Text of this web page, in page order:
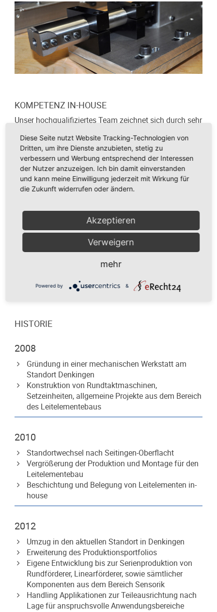
KOMPETENZ IN-HOUSE
Unser hochqualifiziertes Team zeichnet sich durch sehr
kundenspezifische Lösungen, welche in enger
Zusammenarbeit mit unseren Kunden geplant und
entwickelt werden, realisierbar.
Wir legen sehr viel Wert darauf, unsere Anlagen
möglichst komplett in unserem Haus zu fertigen. Dies
zu einer hohen Planungssicherheit.
Um unsere hohe Fachkompetenz auch für die Zukunft
zu sichern, bilden wir seit 2014 Azubis für den Bereich
Industriekaufmann/frau, technische Produktdesigner
(m/w) und Konstruktionsmechaniker (m/w) aus.
HISTORIE
2008
Gründung in einer mechanischen Werkstatt am
Standort Denkingen
Konstruktion von Rundtaktmaschinen,
Setzeinheiten, allgemeine Projekte aus dem Bereich
des Leitelementebaus
2010
Standortwechsel nach Seitingen-Oberflacht
Vergrößerung der Produktion und Montage für den
Leitelementebau
Beschichtung und Belegung von Leitelementen in-
house
2012
Umzug in den aktuellen Standort in Denkingen
Erweiterung des Produktionsportfolios
Eigene Entwicklung bis zur Serienproduktion von
Rundförderer, Linearförderer, sowie sämtlicher
Komponenten aus dem Bereich Sensorik
Handling Applikationen zur Teileausrichtung nach
Lage für anspruchsvolle Anwendungsbereiche
Diese Seite nutzt Website Tracking-Technologien von
Dritten, um ihre Dienste anzubieten, stetig zu
verbessern und Werbung entsprechend der Interessen
der Nutzer anzuzeigen. Ich bin damit einverstanden
und kann meine Einwilligung jederzeit mit Wirkung für
die Zukunft widerrufen oder ändern.
Akzeptieren
Verweigern
mehr
Powered by &